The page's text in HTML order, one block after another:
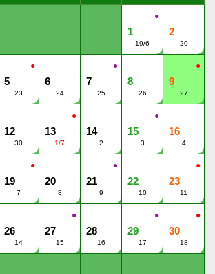
●
1
19/6
2
20
●
5
23
6
24
●
7
25
8
26
●
9
27
12
30
●
13
1/7
14
2
●
15
3
16
4
●
19
7
20
8
●
21
9
22
10
●
23
11
26
14
●
27
15
28
16
●
29
17
●
30
18